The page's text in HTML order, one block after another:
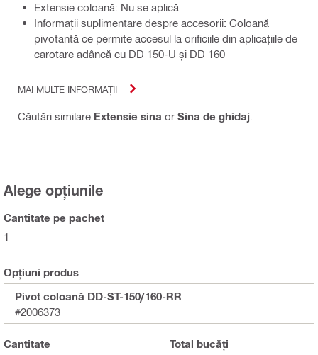
Extensie coloană: Nu se aplică
Informaţii suplimentare despre accesorii: Coloană
pivotantă ce permite accesul la orificiile din aplicațiile de
carotare adâncă cu DD 150-U și DD 160
MAI MULTE INFORMAȚII
Căutări similare Extensie sina or Sina de ghidaj
Alege opțiunile
Cantitate pe pachet
1
Opțiuni produs
Pivot coloană DD-ST-150/160-RR
#2006373
Cantitate Total bucăți